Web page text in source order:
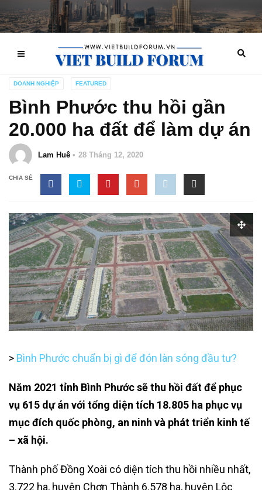
DOANH NGHIỆP FEATURED
Bình Phước thu hồi gần
20.000 ha đất để làm dự án
Lam Huê 28 Tháng 12, 2020
CHIA SẺ
> Bình Phước chuẩn bị gì để đón làn sóng đầu tư?
Năm 2021 tỉnh Bình Phước sẽ thu hồi đất để phục
vụ 615 dự án với tổng diện tích 18.805 ha phục vụ
mục đích quốc phòng, an ninh và phát triển kinh tế
– xã hội.
Thành phố Đồng Xoài có diện tích thu hồi nhiều nhất,
3.722 ha, huyện Chơn Thành 6.578 ha, huyện Lộc